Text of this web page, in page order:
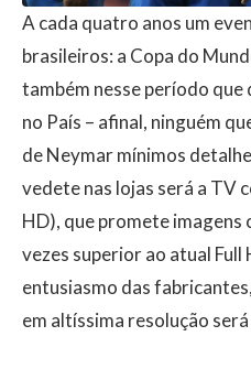
A cada quatro anos um
brasileiros: a Copa do
também nesse período
no País – afinal, ninguém
de Neymar mínimos
vedete nas lojas será a TV
HD), que promete
vezes superior ao atual Full
entusiasmo das
em altíssima resolução